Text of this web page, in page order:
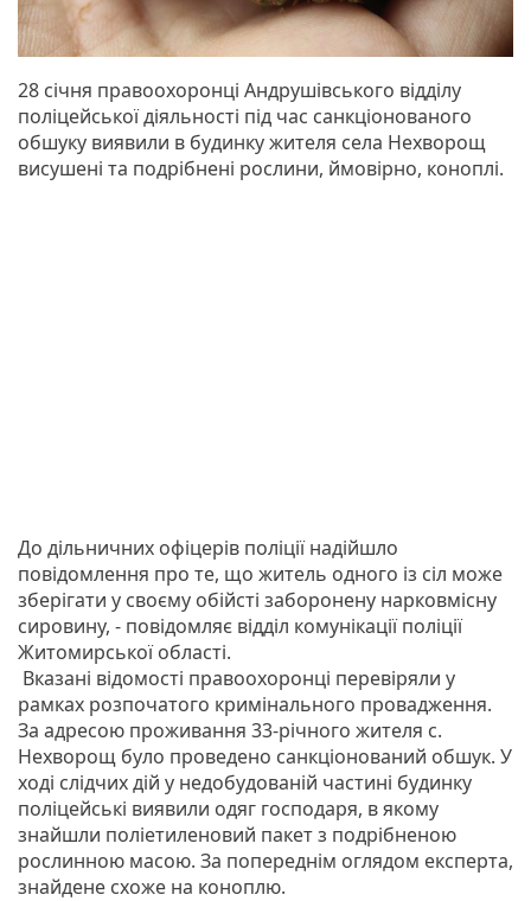
28 січня правоохоронці Андрушівського відділу
поліцейської діяльності під час санкціонованого
обшуку виявили в будинку жителя села Нехворощ
висушені та подрібнені рослини, ймовірно, коноплі.
До дільничних офіцерів поліції надійшло
повідомлення про те, що житель одного із сіл може
зберігати у своєму обійсті заборонену нарковмісну
сировину, - повідомляє відділ комунікації поліції
Житомирської області.
Вказані відомості правоохоронці перевіряли у
рамках розпочатого кримінального провадження.
За адресою проживання 33-річного жителя с.
Нехворощ було проведено санкціонований обшук. У
ході слідчих дій у недобудованій частині будинку
поліцейські виявили одяг господаря, в якому
знайшли поліетиленовий пакет з подрібненою
рослинною масою. За попереднім оглядом експерта,
знайдене схоже на коноплю.